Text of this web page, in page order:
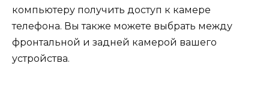
компьютеру получить доступ к камере
телефона. Вы также можете выбрать между
фронтальной и задней камерой вашего
устройства.